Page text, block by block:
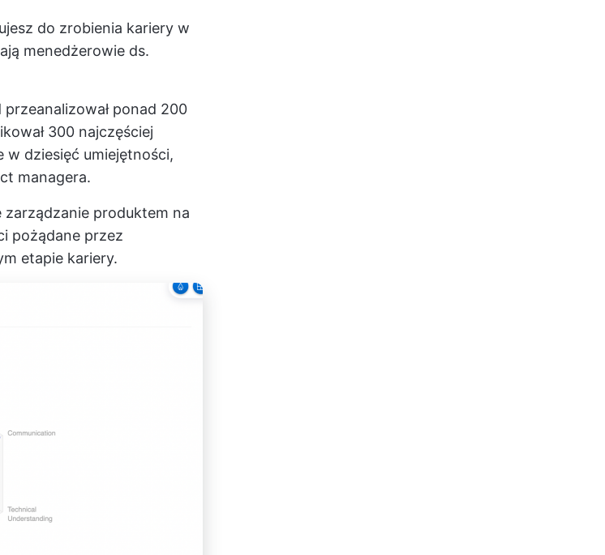
do zrobienia kariery w
menedżerowie ds.
ponad 200
300 najczęściej
dziesięć umiejętności,
managera.
zarządzanie produktem na
pożądane przez
etapie kariery.